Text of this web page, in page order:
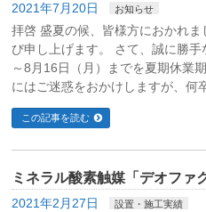
2021年7月20日 お知らせ
拝啓 盛夏の候、皆様方におかれ
び申し上げます。 さて、誠に勝手
～8月16日（月）までを夏期休業
にはご迷惑をおかけしますが、何
この記事を読む
ミネラル酸素触媒「デオファ
2021年2月27日 設置・施工実績